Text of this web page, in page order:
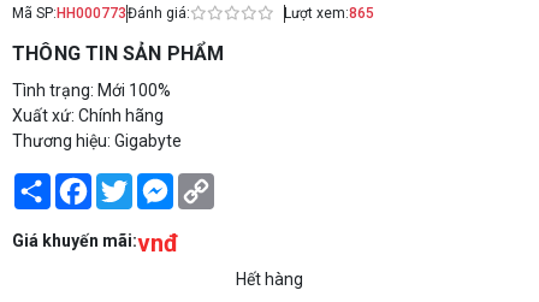
Mã SP: HH000773Đánh giá: Lượt xem:865
THÔNG TIN SẢN PHẨM
Tình trạng: Mới 100%
Xuất xứ: Chính hãng
Thương hiệu: Gigabyte
Share Facebook
TwitterMessenger
Giá khuyến mãi:vnđ
Hết hàng